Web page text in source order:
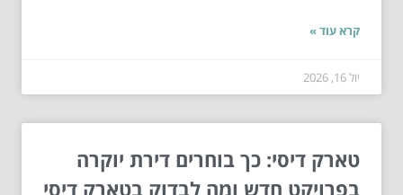
קרא עוד »
יול 16, 2026
טארק דיסי: כך בוחרים דירת יוקרה
בפרויקט חדש ומה לבדוק בטארק דיסי